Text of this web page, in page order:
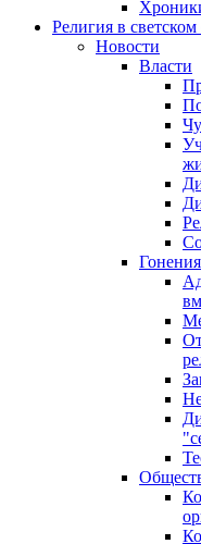
Религия в
Новости
Власти
Гонения